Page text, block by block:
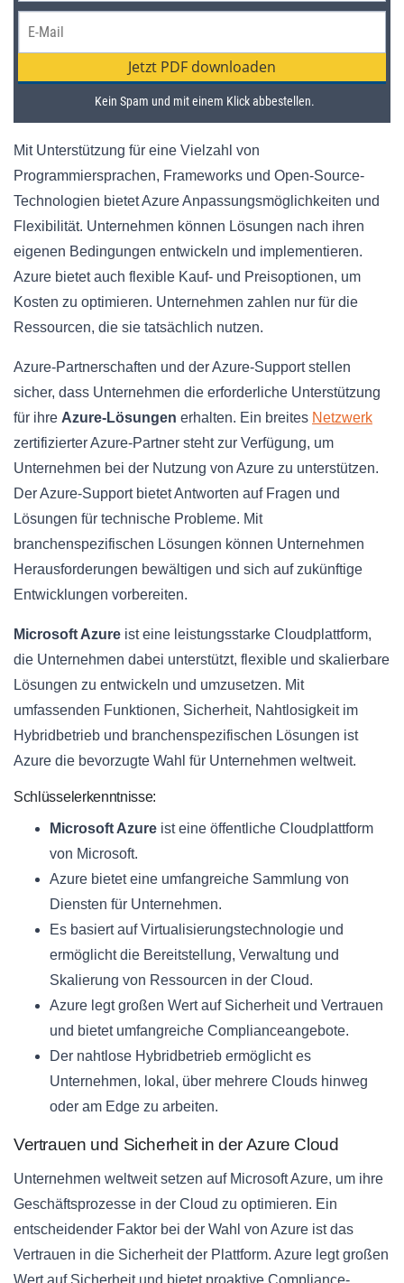
Mit Unterstützung für eine Vielzahl von
Programmiersprachen, Frameworks und Open-Source-
Technologien bietet Azure Anpassungsmöglichkeiten und
Flexibilität. Unternehmen können Lösungen nach ihren
eigenen Bedingungen entwickeln und implementieren.
Azure bietet auch flexible Kauf- und Preisoptionen, um
Kosten zu optimieren. Unternehmen zahlen nur für die
Ressourcen, die sie tatsächlich nutzen.
Azure-Partnerschaften und der Azure-Support stellen
sicher, dass Unternehmen die erforderliche Unterstützung
für ihre Azure-Lösungen erhalten. Ein breites Netzwerk
zertifizierter Azure-Partner steht zur Verfügung, um
Unternehmen bei der Nutzung von Azure zu unterstützen.
Der Azure-Support bietet Antworten auf Fragen und
Lösungen für technische Probleme. Mit
branchenspezifischen Lösungen können Unternehmen
Herausforderungen bewältigen und sich auf zukünftige
Entwicklungen vorbereiten.
Microsoft Azure ist eine leistungsstarke Cloudplattform,
die Unternehmen dabei unterstützt, flexible und skalierbare
Lösungen zu entwickeln und umzusetzen. Mit
umfassenden Funktionen, Sicherheit, Nahtlosigkeit im
Hybridbetrieb und branchenspezifischen Lösungen ist
Azure die bevorzugte Wahl für Unternehmen weltweit.
Schlüsselerkenntnisse:
Microsoft Azure ist eine öffentliche Cloudplattform
von Microsoft.
Azure bietet eine umfangreiche Sammlung von
Diensten für Unternehmen.
Es basiert auf Virtualisierungstechnologie und
ermöglicht die Bereitstellung, Verwaltung und
Skalierung von Ressourcen in der Cloud.
Azure legt großen Wert auf Sicherheit und Vertrauen
und bietet umfangreiche Complianceangebote.
Der nahtlose Hybridbetrieb ermöglicht es
Unternehmen, lokal, über mehrere Clouds hinweg
oder am Edge zu arbeiten.
Vertrauen und Sicherheit in der Azure Cloud
Unternehmen weltweit setzen auf Microsoft Azure, um ihre
Geschäftsprozesse in der Cloud zu optimieren. Ein
entscheidender Faktor bei der Wahl von Azure ist das
Vertrauen in die Sicherheit der Plattform. Azure legt großen